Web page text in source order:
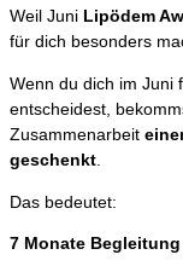
Weil Juni Lipödem
für dich besonders
Wenn du dich im Juni
entscheidest,
Zusammenarbeit
geschenkt
Das bedeutet:
7 Monate